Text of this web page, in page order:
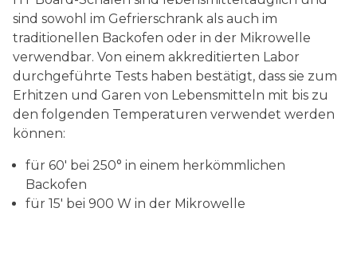
sind sowohl im Gefrierschrank als auch im
traditionellen Backofen oder in der Mikrowelle
verwendbar. Von einem akkreditierten Labor
durchgeführte Tests haben bestätigt, dass sie zum
Erhitzen und Garen von Lebensmitteln mit bis zu
den folgenden Temperaturen verwendet werden
können:
für 60′ bei 250° in einem herkömmlichen
Backofen
für 15′ bei 900 W in der Mikrowelle